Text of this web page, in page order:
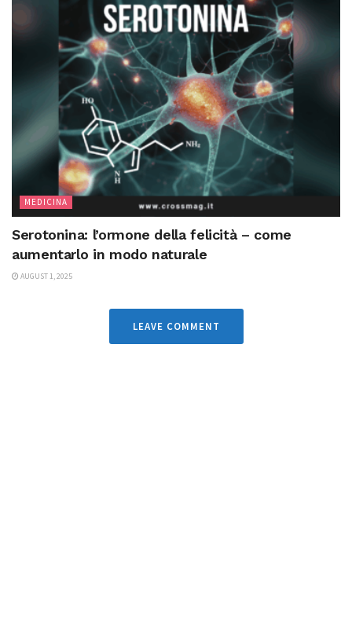
MEDICINA
Serotonina: l’ormone della felicità – come
aumentarlo in modo naturale
AUGUST 1, 2025
LEAVE COMMENT